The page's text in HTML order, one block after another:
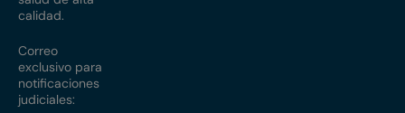
calidad.
Correo
exclusivo para
notificaciones
judiciales: